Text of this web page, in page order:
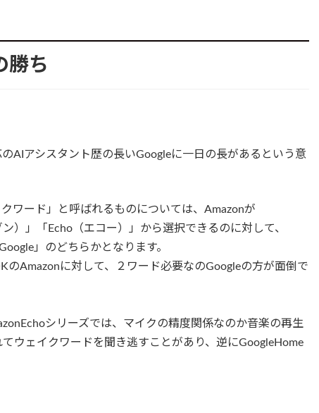
勝ち
AIアシスタント歴の長いGoogleに一日の長があるという意
ワード」と呼ばれるものについては、Amazonが
）」「Echo（エコー）」から選択できるのに対して、
」のどちらかとなります。
のAmazonに対して、２ワード必要なのGoogleの方が面倒で
シリーズでは、マイクの精度関係なのか音楽の再生
ウェイクワードを聞き逃すことがあり、逆にGoogleHome